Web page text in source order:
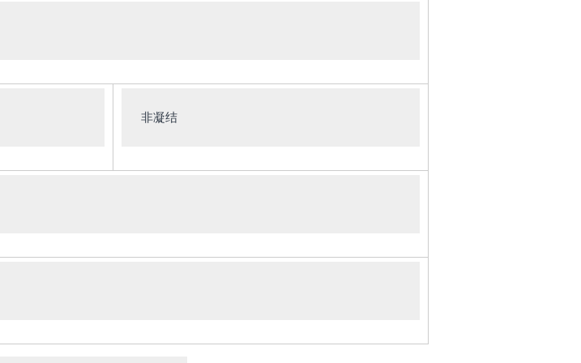
非凝结